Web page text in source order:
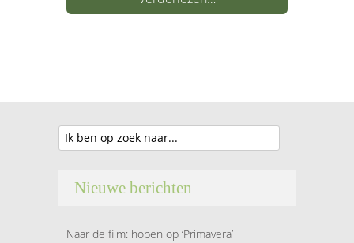
Nieuwe berichten
Naar de film: hopen op ‘Primavera’